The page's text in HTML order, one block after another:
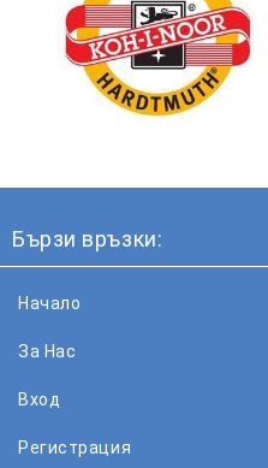
Бързи връзки:
Начало
За Нас
Вход
Регистрация